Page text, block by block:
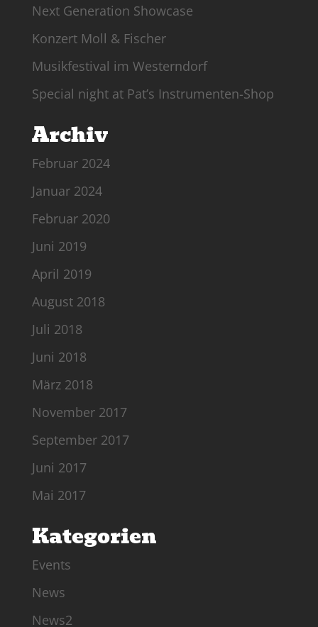
Next Generation Showcase
Konzert Moll & Fischer
Musikfestival im Westerndorf
Special night at Pat’s Instrumenten-Shop
Archiv
Februar 2024
Januar 2024
Februar 2020
Juni 2019
April 2019
August 2018
Juli 2018
Juni 2018
März 2018
November 2017
September 2017
Juni 2017
Mai 2017
Kategorien
Events
News
News2